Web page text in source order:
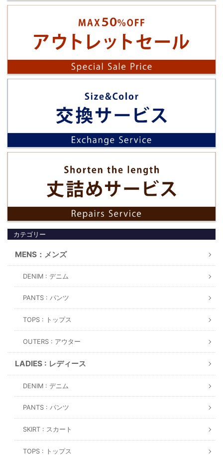
カテゴリー
MENS：メンズ
DENIM : デニム
PANTS : パンツ
TOPS : トップス
OUTERS : アウター
LADIES : レディース
DENIM : デニム
PANTS : パンツ
SKIRT : スカート
TOPS : トップス